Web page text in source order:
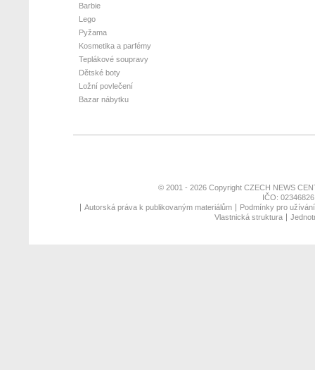
Barbie
Lego
Pyžama
Kosmetika a parfémy
Teplákové soupravy
Dětské boty
Ložní povlečení
Bazar nábytku
© 2001 - 2026 Copyright CZECH NEWS
IČO:
Autorská práva k publikovaným materiálům
Podmínky pro
Vlastnická struktura